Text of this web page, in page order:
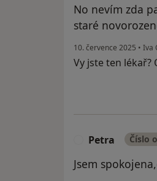
No nevím zda
staré
10. července 2025 • Iva
Vy jste ten lékař?
Petra Číslo
Jsem